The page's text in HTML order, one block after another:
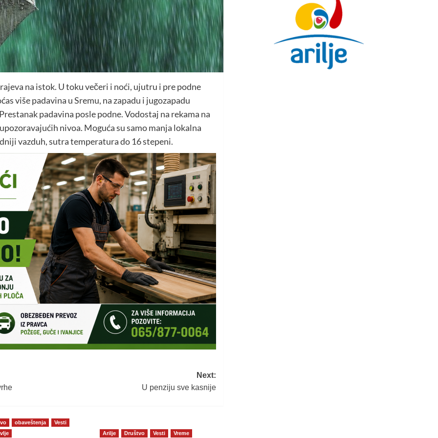
na istok. U toku večeri i noći, ujutru i pre podne
više padavina u Sremu, na zapadu i jugozapadu
padavina posle podne. Vodostaj na rekama na
nivoa. Moguća su samo manja lokalna
vazduh, sutra temperatura do 16 stepeni.
Next:
U penziju sve kasnije
obaveštenja
Vesti
Arilje Društvo Vesti Vreme